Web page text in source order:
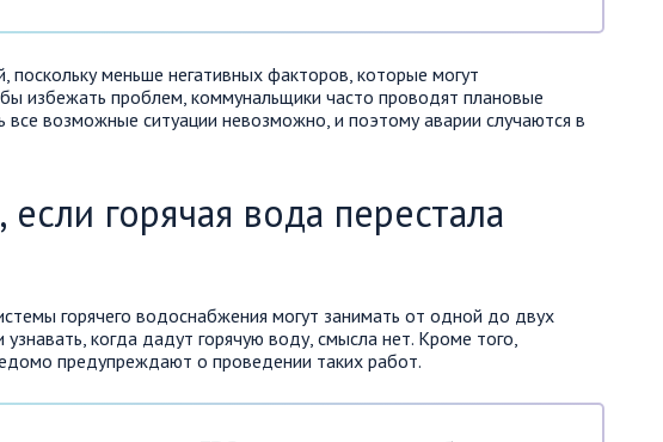
меньше негативных факторов, которые могут
избежать проблем, коммунальщики часто проводят плановые
возможные ситуации невозможно, и поэтому аварии случаются в
горячая вода перестала
горячего водоснабжения могут занимать от одной до двух
когда дадут горячую воду, смысла нет. Кроме того,
предупреждают о проведении таких работ.